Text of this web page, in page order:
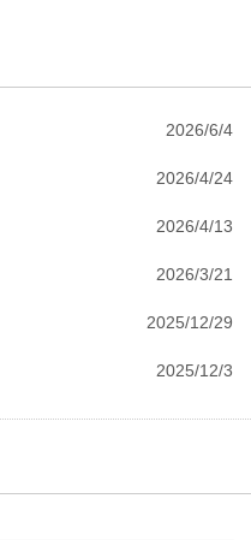
2026/6/4
2026/4/24
2026/4/13
2026/3/21
2025/12/29
2025/12/3